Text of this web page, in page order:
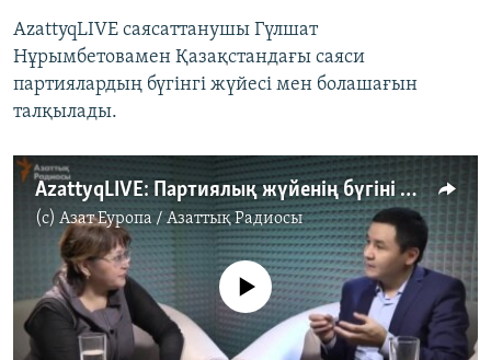
AzattyqLIVE саясаттанушы Гүлшат
Нұрымбетовамен Қазақстандағы саяси
партиялардың бүгінгі жүйесі мен болашағын
талқылады.
AzattyqLIVE: Партиялық жүйенің бүгіні мен болашағы
(c) Азат Еуропа / Азаттық Радиосы
No media source currently available